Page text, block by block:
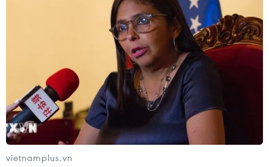
Bộ Tư lệnh Vùng Cảnh sát biển 2 đã triển khai mô hình
“Cảnh sát biển đồng hành với ngư dân” tại huyện đảo
Lý Sơn, Quảng Ngãi, nhằm tăng cường tình đoàn kết
quân, dân, củng cố lòng yêu nước, yêu biển,
vietnamplus.vn